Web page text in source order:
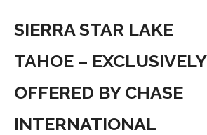
SIERRA STAR LAKE
TAHOE – EXCLUSIVELY
OFFERED BY CHASE
INTERNATIONAL